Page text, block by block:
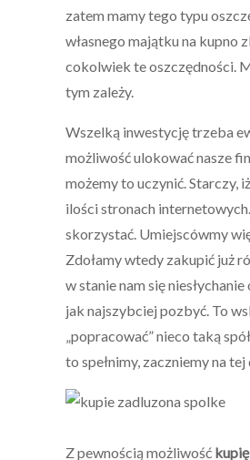
zatem mamy tego typu
własnego majątku na
cokolwiek te oszczędności.
tym zależy.
Wszelką inwestycję trzeba
możliwość ulokować nasze
możemy to uczynić. Starczy,
ilości stronach
skorzystać. Umiejscówmy
Zdołamy wtedy zakupić już
w stanie nam się
jak najszybciej pozbyć. To
„popracować” nieco taką
to spełnimy, zaczniemy na
Z pewnością możliwość